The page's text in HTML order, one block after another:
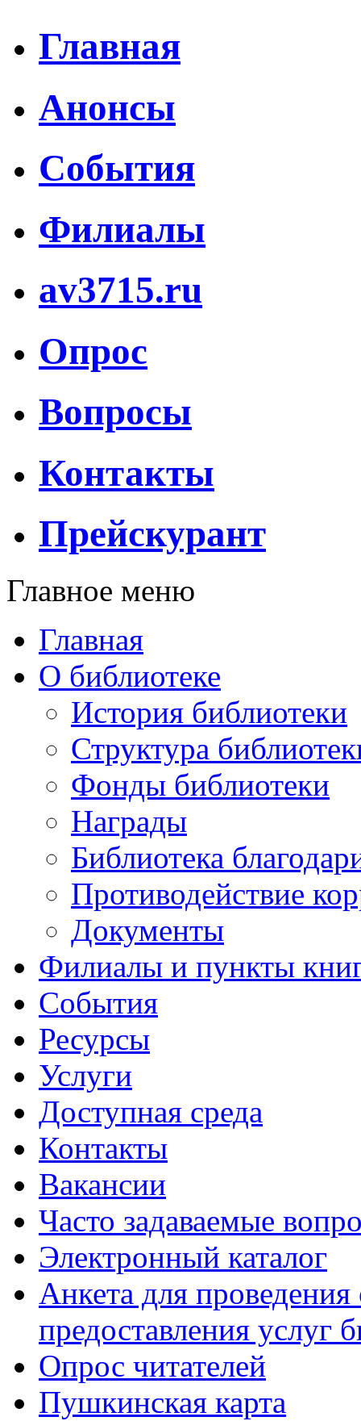
Главная
Анонсы
События
Филиалы
av3715.ru
Опрос
Вопросы
Контакты
Прейскурант
Главное меню
Главная
О библиотеке
История библиотеки
Структура
Фонды библиотеки
Награды
Библиотека
Противодействие
Документы
Филиалы и пункты
События
Ресурсы
Услуги
Доступная среда
Контакты
Вакансии
Часто задаваемые
Электронный каталог
Анкета для проведения
предоставления услуг
Опрос читателей
Пушкинская карта